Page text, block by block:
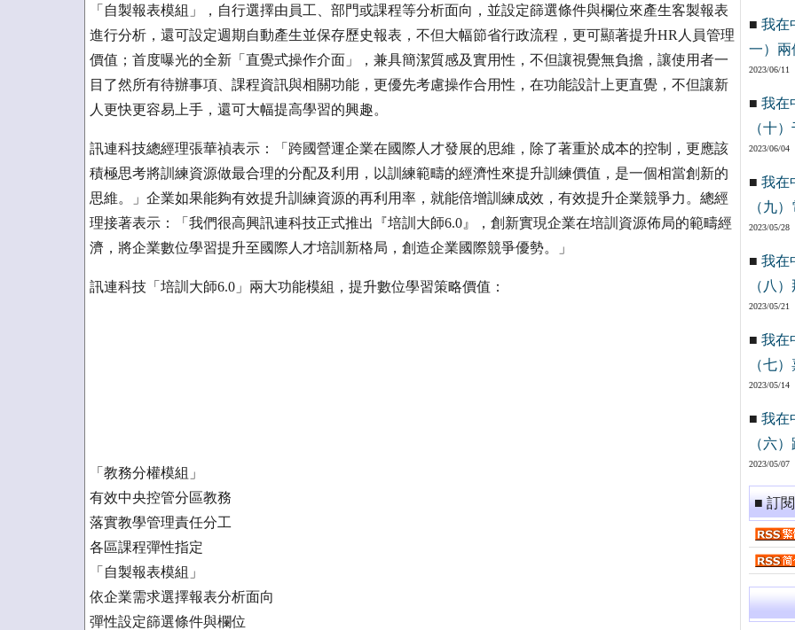
「自製報表模組」，自行選擇由員工、部門或課程等分析面向，並設定篩選條件與欄位來產生客製報表
進行分析，還可設定週期自動產生並保存歷史報表，不但大幅節省行政流程，更可顯著提升HR人員管理
價值；首度曝光的全新「直覺式操作介面」，兼具簡潔質感及實用性，不但讓視覺無負擔，讓使用者一
目了然所有待辦事項、課程資訊與相關功能，更優先考慮操作合用性，在功能設計上更直覺，不但讓新
人更快更容易上手，還可大幅提高學習的興趣。
訊連科技總經理張華禎表示：「跨國營運企業在國際人才發展的思維，除了著重於成本的控制，更應該
積極思考將訓練資源做最合理的分配及利用，以訓練範疇的經濟性來提升訓練價值，是一個相當創新的
思維。」企業如果能夠有效提升訓練資源的再利用率，就能倍增訓練成效，有效提升企業競爭力。總經
理接著表示：「我們很高興訊連科技正式推出『培訓大師6.0』，創新實現企業在培訓資源佈局的範疇經
濟，將企業數位學習提升至國際人才培訓新格局，創造企業國際競爭優勢。」
訊連科技「培訓大師6.0」兩大功能模組，提升數位學習策略價值：
「教務分權模組」
有效中央控管分區教務
落實教學管理責任分工
各區課程彈性指定
「自製報表模組」
依企業需求選擇報表分析面向
彈性設定篩選條件與欄位
■ 我在
一）兩
2023/06/11
■ 我在
（十
2023/06/04
■ 我在
（九
2023/05/28
■ 我在
（八
2023/05/21
■ 我在
（七
2023/05/14
■ 我在
（六
2023/05/07
■ 訂